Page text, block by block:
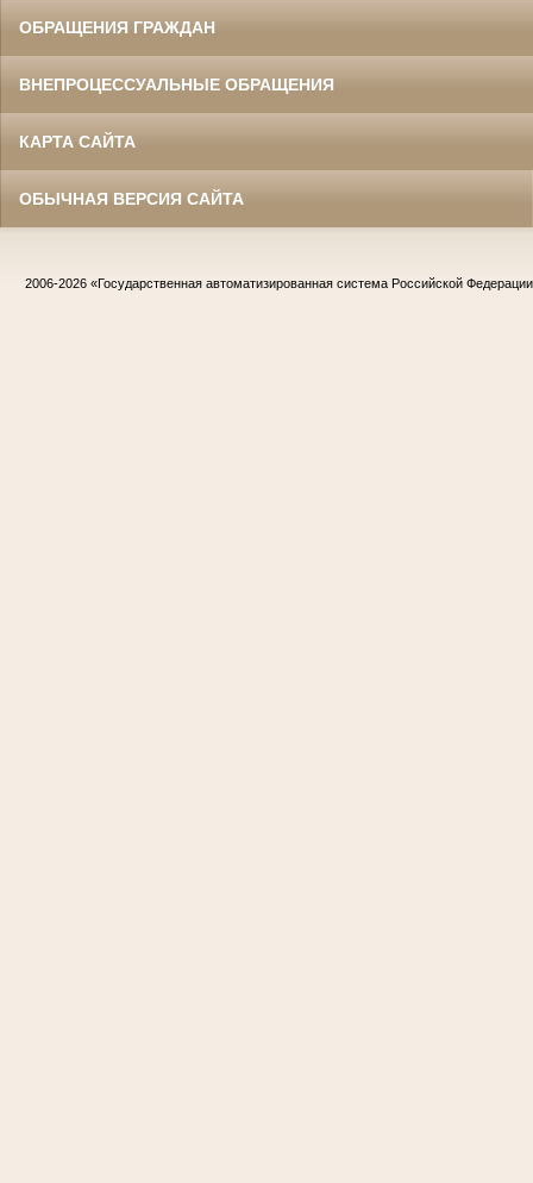
ОБРАЩЕНИЯ ГРАЖДАН
ВНЕПРОЦЕССУАЛЬНЫЕ ОБРАЩЕНИЯ
КАРТА САЙТА
ОБЫЧНАЯ ВЕРСИЯ САЙТА
2006-2026 «Государственная автоматизированная система Российской